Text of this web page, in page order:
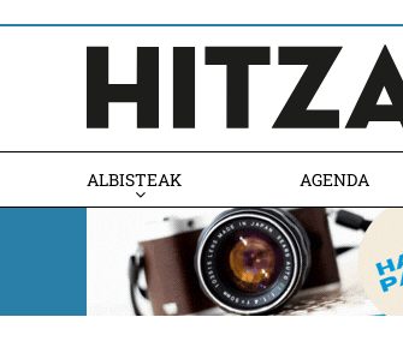
ALBISTEAK AGENDA